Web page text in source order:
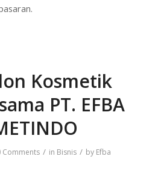
Kosmetik
PT. EFBA
Comments / in Bisnis / by Efba